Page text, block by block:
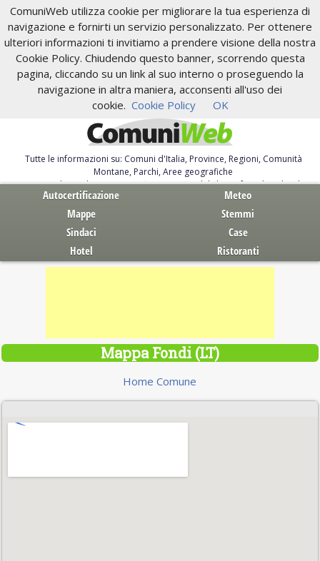
ComuniWeb utilizza cookie per migliorare la tua esperienza di
navigazione e fornirti un servizio personalizzato. Per ottenere
ulteriori informazioni ti invitiamo a prendere visione della nostra
Cookie Policy. Chiudendo questo banner, scorrendo questa
pagina, cliccando su un link al suo interno o proseguendo la
navigazione in altra maniera, acconsenti all'uso dei
cookie. Cookie Policy OK
Tutte le informazioni su: Comuni d'Italia, Province, Regioni, Comunità
Montane, Parchi, Aree geografiche
Servizi al Cittadino. Autocertificazione, moduli, leggi, free download
Autocertificazione
Meteo
Mappe
Stemmi
Sindaci
Case
Hotel
Ristoranti
Mappa Fondi (LT)
Home Comune